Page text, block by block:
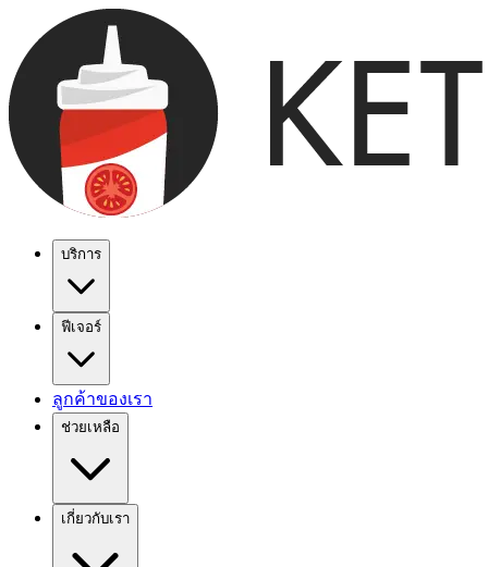
บริการ
ฟีเจอร์
ลูกค้าของเรา
ช่วยเหลือ
เกี่ยวกับเรา